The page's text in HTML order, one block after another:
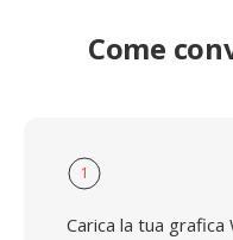
Come
1
Carica la tua